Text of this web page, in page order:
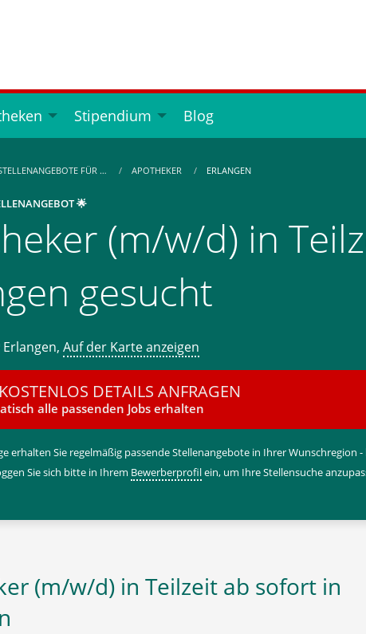
Stipendium Blog
FÜR … APOTHEKER ERLANGEN
🌟
(m/w/d) in
gesucht
Erlangen, Auf der Karte anzeigen
DETAILS ANFRAGEN
alle passenden Jobs erhalten
erhalten Sie regelmäßig passende Stellenangebote in Ihrer Wunschregion
Sie sich bitte in Ihrem Bewerberprofilein, um Ihre Stellensuche
(m/w/d) in Teilzeit ab sofort in